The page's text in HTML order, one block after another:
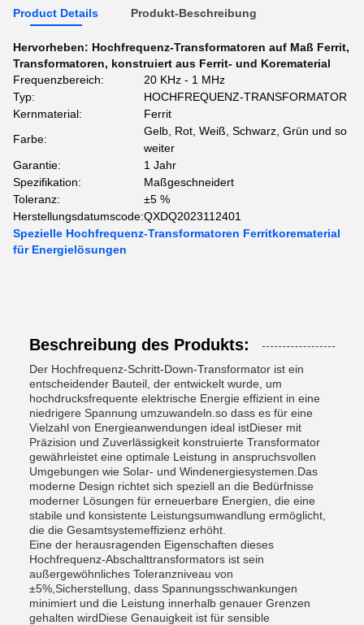
Product Details Produkt-Beschreibung
Hervorheben: Hochfrequenz-Transformatoren auf Maß Ferrit,
Transformatoren, konstruiert aus Ferrit- und Korematerial
Frequenzbereich:
20 KHz - 1 MHz
Typ:
HOCHFREQUENZ-TRANSFORMATOR
Kernmaterial:
Ferrit
Farbe:
Gelb, Rot, Weiß, Schwarz, Grün und so
weiter
Garantie:
1 Jahr
Spezifikation:
Maßgeschneidert
Toleranz:
±5 %
Herstellungsdatumscode:QXDQ2023112401
Spezielle Hochfrequenz-Transformatoren Ferritkorematerial
für Energielösungen
Beschreibung des Produkts:
Der Hochfrequenz-Schritt-Down-Transformator ist ein
entscheidender Bauteil, der entwickelt wurde, um
hochdrucksfrequente elektrische Energie effizient in eine
niedrigere Spannung umzuwandeln.so dass es für eine
Vielzahl von Energieanwendungen ideal istDieser mit
Präzision und Zuverlässigkeit konstruierte Transformator
gewährleistet eine optimale Leistung in anspruchsvollen
Umgebungen wie Solar- und Windenergiesystemen.Das
moderne Design richtet sich speziell an die Bedürfnisse
moderner Lösungen für erneuerbare Energien, die eine
stabile und konsistente Leistungsumwandlung ermöglicht,
die die Gesamtsystemeffizienz erhöht.
Eine der herausragenden Eigenschaften dieses
Hochfrequenz-Abschalttransformators ist sein
außergewöhnliches Toleranzniveau von
±5%,Sicherstellung, dass Spannungsschwankungen
minimiert und die Leistung innerhalb genauer Grenzen
gehalten wirdDiese Genauigkeit ist für sensible